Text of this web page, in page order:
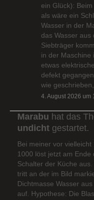
ein Glück):
als wäre ein
Wasser in der
das Wasser
Siebträger
in der Maschine
etwas
defekt
wie
4. August 2026 um
Marabu hat das
undicht gestartet.
Bei meiner vor
1000 löst jetzt am
Schalter der Küche
tritt an der im Bild
Dichtmasse Wasser
auf. Hypothese: Die